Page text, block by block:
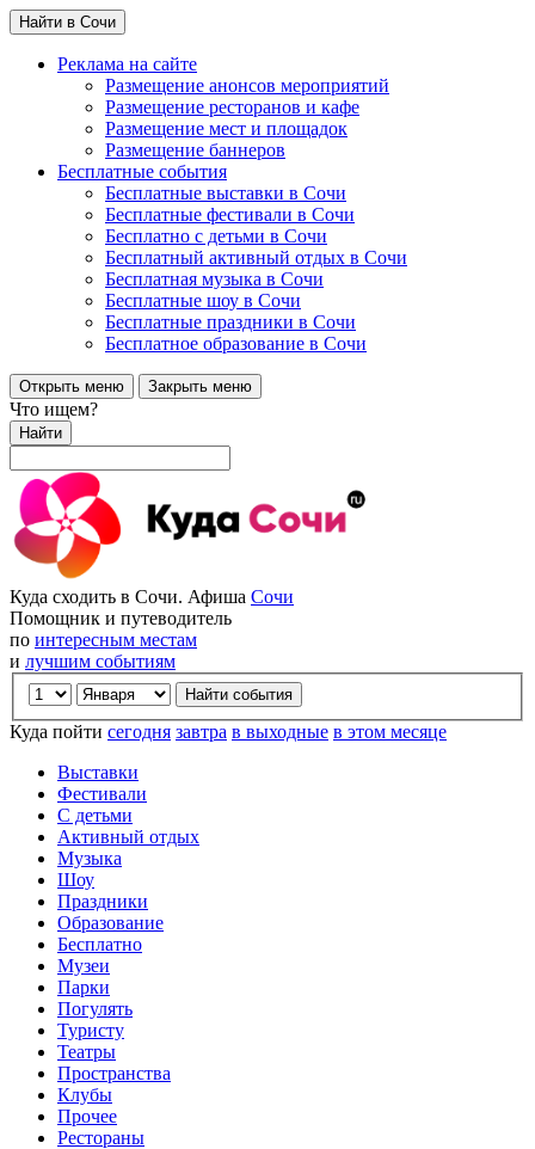
Найти в Сочи
Реклама на сайте
Размещение анонсов мероприятий
Размещение ресторанов и кафе
Размещение мест и площадок
Размещение баннеров
Бесплатные события
Бесплатные выставки в Сочи
Бесплатные фестивали в Сочи
Бесплатно с детьми в Сочи
Бесплатный активный отдых в Сочи
Бесплатная музыка в Сочи
Бесплатные шоу в Сочи
Бесплатные праздники в Сочи
Бесплатное образование в Сочи
Открыть меню Закрыть меню
Что ищем?
Найти
Куда сходить в Сочи. Афиша Сочи
Помощник и путеводитель
по интересным местам
и лучшим событиям
Куда пойти сегодня завтра в выходные в этом месяце
Выставки
Фестивали
С детьми
Активный отдых
Музыка
Шоу
Праздники
Образование
Бесплатно
Музеи
Парки
Погулять
Туристу
Театры
Пространства
Клубы
Прочее
Рестораны